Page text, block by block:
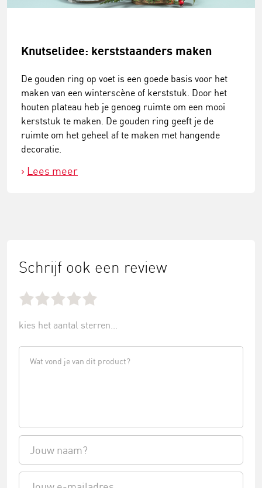
Knutselidee: kerststaanders maken
De gouden ring op voet is een goede basis voor het
maken van een winterscène of kerststuk. Door het
houten plateau heb je genoeg ruimte om een mooi
kerststuk te maken. De gouden ring geeft je de
ruimte om het geheel af te maken met hangende
decoratie.
Lees meer
Schrijf ook een review
kies het aantal sterren...